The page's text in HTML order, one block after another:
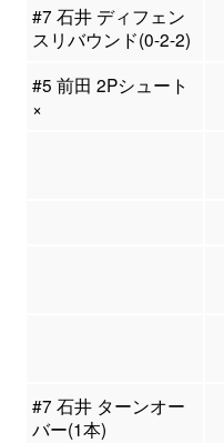
#7 石井 ディフェン
スリバウンド(0-2-2)
#5 前田 2Pシュート
×
#7 石井 ターンオー
バー(1本)